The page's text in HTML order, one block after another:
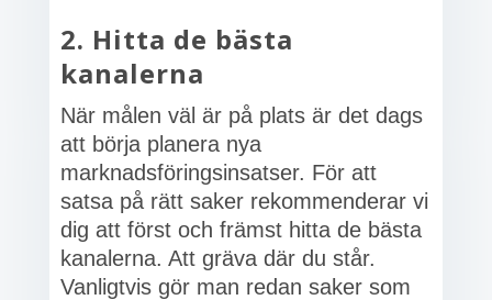
2. Hitta de bästa
kanalerna
När målen väl är på plats är det dags
att börja planera nya
marknadsföringsinsatser. För att
satsa på rätt saker rekommenderar vi
dig att först och främst hitta de bästa
kanalerna. Att gräva där du står.
Vanligtvis gör man redan saker som